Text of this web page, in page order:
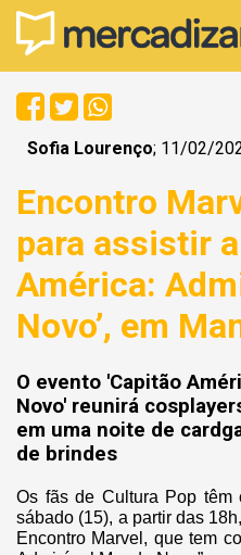
Sofia Lourenço; 11/02/
Encontro
para assistir a
América:
Novo’, em
O evento 'Capitão
Novo' reunirá
em uma noite de
de brindes
Os fãs de Cultura Pop têm
sábado (15), a partir das
Encontro Marvel, que tem